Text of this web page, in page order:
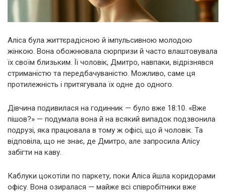
Аліса була життєрадісною й імпульсивною молодою
жінкою. Вона обожнювала сюрпризи й часто влаштовувала
їх своїм близьким. Її чоловік, Дмитро, навпаки, відрізнявся
стриманістю та передбачуваністю. Можливо, саме ця
протилежність і притягувала їх одне до одного.
Дівчина подивилася на годинник — було вже 18:10. «Вже
пішов?» — подумала вона й на всякий випадок подзвонила
подрузі, яка працювала в тому ж офісі, що й чоловік. Та
відповіла, що не знає, де Дмитро, але запросила Алісу
забігти на каву.
Каблуки цокотіли по паркету, поки Аліса йшла коридорами
офісу. Вона озиралася — майже всі співробітники вже